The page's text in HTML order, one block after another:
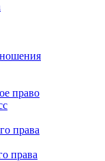
право
права
права